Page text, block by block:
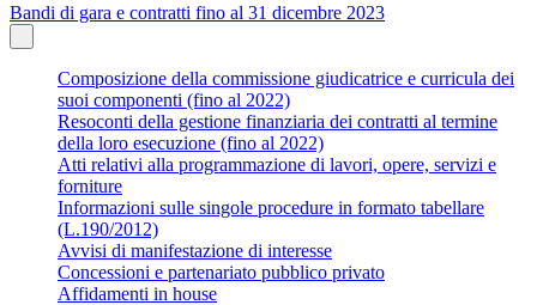
Bandi di gara e contratti fino al 31 dicembre 2023
Composizione della commissione giudicatrice e curricula dei
suoi componenti (fino al 2022)
Resoconti della gestione finanziaria dei contratti al termine
della loro esecuzione (fino al 2022)
Atti relativi alla programmazione di lavori, opere, servizi e
forniture
Informazioni sulle singole procedure in formato tabellare
(L.190/2012)
Avvisi di manifestazione di interesse
Concessioni e partenariato pubblico privato
Affidamenti in house